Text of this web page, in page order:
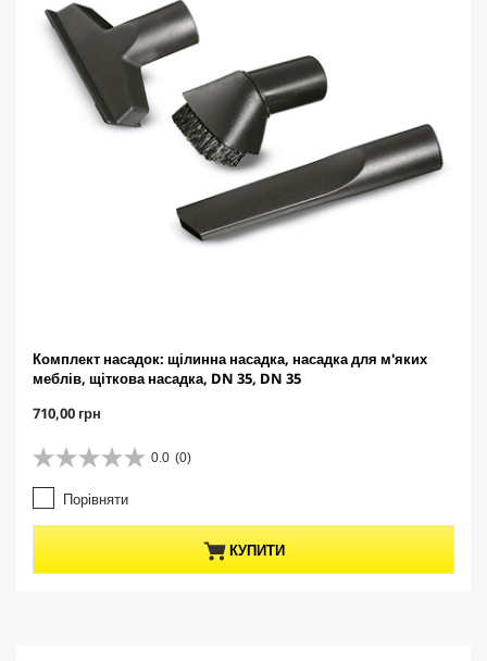
Комплект насадок: щілинна насадка, насадка для м'яких
меблів, щіткова насадка, DN 35, DN 35
C
r
r
e
n
t
p
r
710,00 грн
0.0 (0)
0
.
0
з
5
з
Порівняти
КУПИТИ